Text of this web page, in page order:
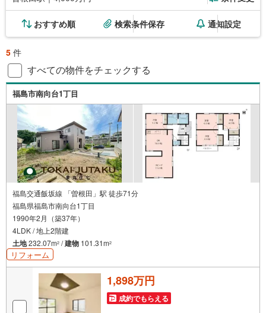
おすすめ順 検索条件保存 通知設定
5 件
すべての物件をチェックする
福島市南向台1丁目
福島交通飯坂線 「曽根田」駅 徒歩71分
福島県福島市南向台1丁目
1990年2月（築37年）
4LDK / 地上2階建
土地232.07m2 /建物 101.31m2
リフォーム
1,898万円
成約でもらえる